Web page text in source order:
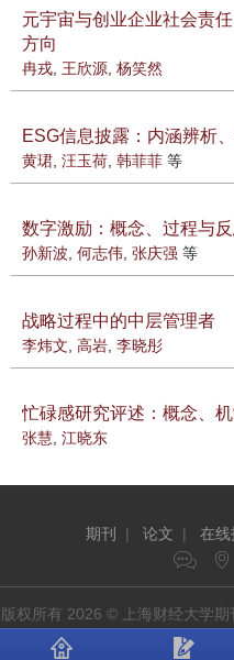
元宇宙与创业企业社会责
方向
冉戎 王欣源 杨笑然
ESG信息披露：内涵辨析
黄珺 汪玉荷 韩菲菲 等
数字激励：概念、过程与
孙新波 何志伟 张庆强 等
战略过程中的中层管理者
李炜文 高岩 李晓彤
忙碌感研究评述：概念、
张慧 江晓东
期刊 | 论文 | 在线
版权所有 2026 © 上海财经大学